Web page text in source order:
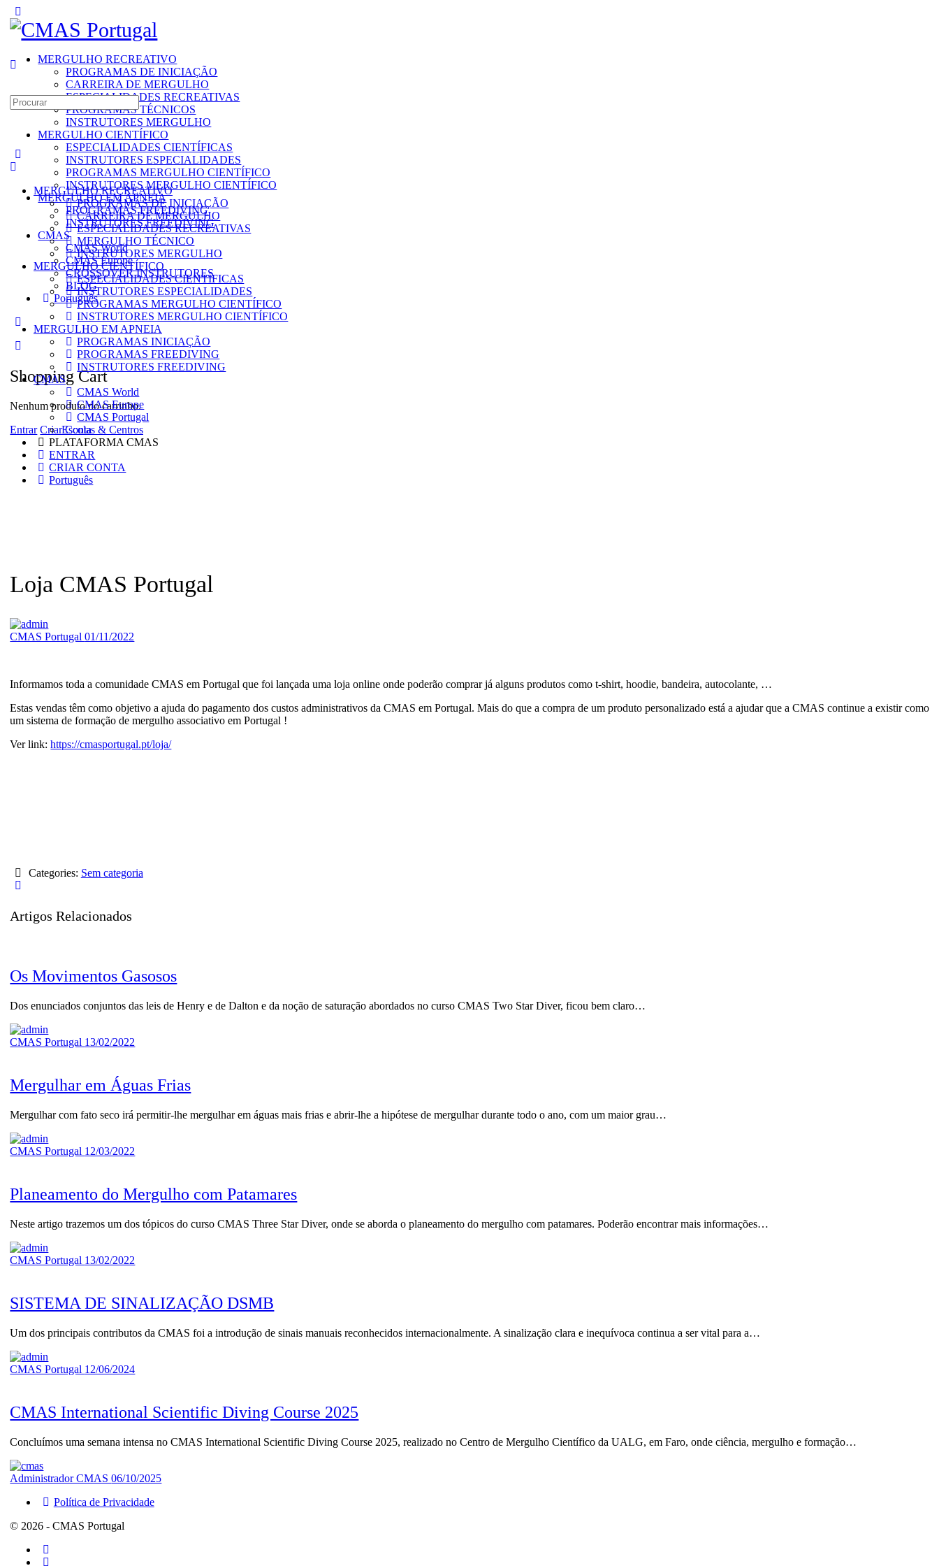
Side
Panel
MERGULHO RECREATIVO
PROGRAMAS DE INICIAÇÃO
CARREIRA DE MERGULHO
ESPECIALIDADES RECREATIVAS
PROGRAMAS TÉCNICOS
INSTRUTORES MERGULHO
MERGULHO CIENTÍFICO
ESPECIALIDADES CIENTÍFICAS
INSTRUTORES ESPECIALIDADES
PROGRAMAS MERGULHO CIENTÍFICO
INSTRUTORES MERGULHO CIENTÍFICO
MERGULHO EM APNEIA
PROGRAMAS FREEDIVING
INSTRUTORES FREEDIVING
CMAS
CMAS World
CMAS Europe
CROSSOVER INSTRUTORES
BLOG
Português
options
Shopping Cart
Nenhum produto no carrinho.
Entrar Criar Conta
Search
for:
MERGULHO RECREATIVO
PROGRAMAS DE INICIAÇÃO
CARREIRA DE MERGULHO
ESPECIALIDADES RECREATIVAS
MERGULHO TÉCNICO
INSTRUTORES MERGULHO
MERGULHO CIENTÍFICO
ESPECIALIDADES CIENTÍFICAS
INSTRUTORES ESPECIALIDADES
PROGRAMAS MERGULHO CIENTÍFICO
INSTRUTORES MERGULHO CIENTÍFICO
MERGULHO EM APNEIA
PROGRAMAS INICIAÇÃO
PROGRAMAS FREEDIVING
INSTRUTORES FREEDIVING
CMAS
CMAS World
CMAS Europe
CMAS Portugal
Escolas & Centros
PLATAFORMA CMAS
ENTRAR
CRIAR CONTA
Português
Loja CMAS Portugal
CMAS Portugal01/11/2022
Informamos toda a comunidade CMAS em Portugal que foi lançada uma loja online onde poderão comprar já alguns produtos como t-shirt, hoodie, bandeira, autocolante, …
Estas vendas têm como objetivo a ajuda do pagamento dos custos administrativos da CMAS em Portugal. Mais do que a compra de um produto personalizado está a ajudar que a CMAS continue a existir como
um sistema de formação de mergulho associativo em Portugal !
Ver link:https://cmasportugal.pt/loja/
Categories: Sem categoria
Artigos Relacionados
Os Movimentos Gasosos
Dos enunciados conjuntos das leis de Henry e de Dalton e da noção de saturação abordados no curso CMAS Two Star Diver, ficou bem claro…
CMAS Portugal 13/02/2022
Mergulhar em Águas Frias
Mergulhar com fato seco irá permitir-lhe mergulhar em águas mais frias e abrir-lhe a hipótese de mergulhar durante todo o ano, com um maior grau…
CMAS Portugal 12/03/2022
Planeamento do Mergulho com Patamares
Neste artigo trazemos um dos tópicos do curso CMAS Three Star Diver, onde se aborda o planeamento do mergulho com patamares. Poderão encontrar mais informações…
CMAS Portugal 13/02/2022
SISTEMA DE SINALIZAÇÃO DSMB
Um dos principais contributos da CMAS foi a introdução de sinais manuais reconhecidos internacionalmente. A sinalização clara e inequívoca continua a ser vital para a…
CMAS Portugal 12/06/2024
CMAS International Scientific Diving Course 2025
Concluímos uma semana intensa no CMAS International Scientific Diving Course 2025, realizado no Centro de Mergulho Científico da UALG, em Faro, onde ciência, mergulho e formação…
Administrador CMAS06/10/2025
Política de Privacidade
© 2026 - CMAS Portugal